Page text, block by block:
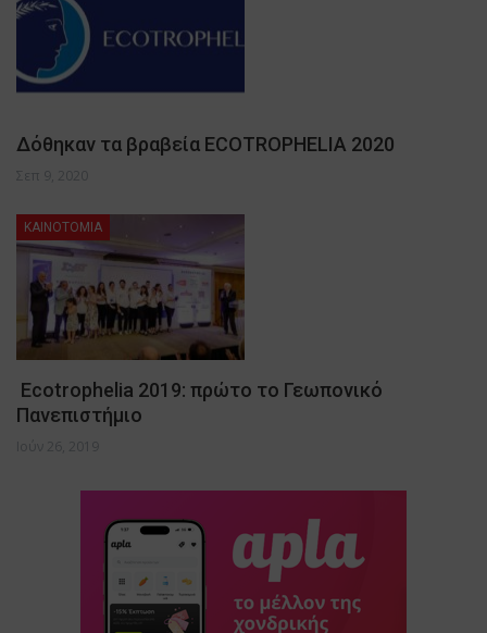
Δόθηκαν τα βραβεία ECOTROPHELIA 2020
Σεπ 9, 2020
ΚΑΙΝΟΤΟΜΙΑ
Ecotrophelia 2019: πρώτο το Γεωπονικό
Πανεπιστήμιο
Ιούν 26, 2019